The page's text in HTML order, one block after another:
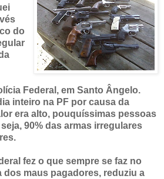
do
Federal, em Santo Ângelo.
inteiro na PF por causa da
era alto, pouquíssimas pessoas
90% das armas irregulares
fez o que sempre se faz no
dos maus pagadores, reduziu a